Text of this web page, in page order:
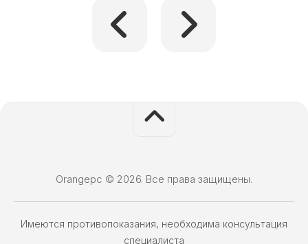
Orangepc © 2026. Все права защищены.
Имеются противопоказания, необходима консультация
специалиста